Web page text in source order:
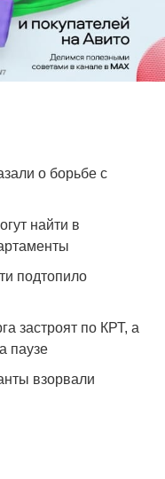
о борьбе с
найти в
подтопило
застроят по КРТ, а
паузе
взорвали